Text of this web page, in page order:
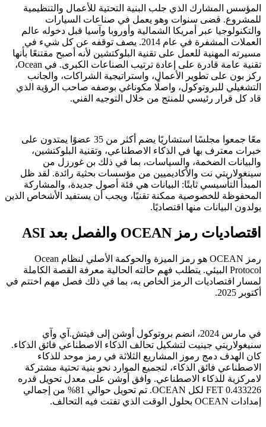
المؤسس المشارك الذي جلب البنية التحتية للأعمال والتنظيمية
للمشروع. قضى سنوات وهو يعمل في صناعات السيارات
والتكنولوجيا عبر أمريكا الشمالية وأوروبا وآسيا قبل دخوله عالم
العملات المشفرة في عام 2014. يصف توقفه عن كل شيء في
مسيرته المهنية للعمل على تقنية البلوكتشين لأنه أصبح مقتنعًا بأنها
تقنية عامة قادرة على إعادة ترتيب الصناعات الكبرى. في Ocean،
ركز بون على تطوير الأعمال، واستراتيجية الشراكات، والجانب
التشغيلي للبروتوكول، واصلًا مكوناغي بوصفه صاحب الرؤية الذي
قاد كل قرار رئيسي للمنتج من خلال التوجيه الفني.
معًا جمعوا مجلسًا استشاريًا يضم أكثر من 35 عضوًا يمتدون على
خبرات معترف بها في الذكاء الاصطناعي، وتقنية البلوكتشين،
والبيانات الضخمة، والسياسات، بما في ذلك بن غورزل من
سينغولاريتي نت والأكاديميين من مؤسسات بحثية رائدة. لقد ظل
المبدأ التأسيسي ثابتًا: البيانات هي فئة أصول جديدة، والمشاركة
المحفوظة للخصوصية ممكنة تقنيًا، ويجب أن يستفيد الأشخاص الذين
يولدون البيانات منها اقتصاديًا.
اقتصاديات رمز OCEAN والفصل بعد ASI
رمز OCEAN هو رمز الميزة والحوكمة الأصلي لنظام Ocean
Protocol البيئي. يتطلب فهم حالته الحالية معرفة القصة الكاملة
لمسار اقتصاديات الرمز الخاص به، بما في ذلك فصل مهم اختتم في
أكتوبر 2025.
في مارس 2024، انضم بروتوكول أوشن إلى فيتش.آي وآي
سنيغولاريتي جينيت لتشكيل تحالف الذكاء الاصطناعي فائق الذكاء.
كان الهدف دمج رموز المشاريع الثلاثة في رمز موحد للذكاء
الاصطناعي فائق الذكاء، لتجميع الموارد نحو بنية تحتية مشتركة
لامركزية للذكاء الاصطناعي. وافق أوشن على معدل تحويل قدره
0.433226 FET لكل OCEAN. تم تحويل حوالي 81% من إجمالي
إمدادات OCEAN بحلول الوقت الذي تفتت فيه التحالف.